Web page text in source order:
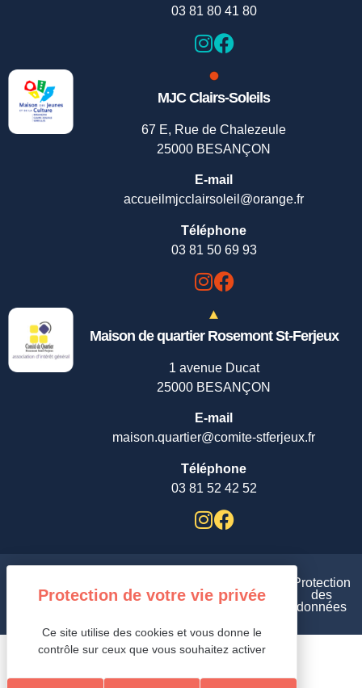
03 81 80 41 80
MJC Clairs-Soleils
67 E, Rue de Chalezeule
25000 BESANÇON
E-mail
accueilmjcclairsoleil@orange.fr
Téléphone
03 81 50 69 93
Maison de quartier Rosemont St-Ferjeux
1 avenue Ducat
25000 BESANÇON
E-mail
maison.quartier@comite-stferjeux.fr
Téléphone
03 81 52 42 52
accessibilité de
site
Mentions
légales /Gestion des cookies /
Protection
des
données
Ce site utilise des cookies et vous donne le
contrôle sur ceux que vous souhaitez activer